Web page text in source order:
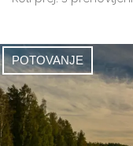
POTOVANJE